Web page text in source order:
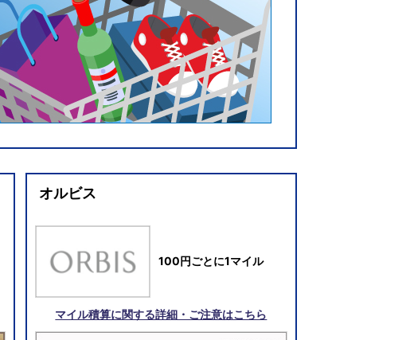
オルビス
100円ごとに1マイル
マイル積算に関する詳細・ご注意はこちら